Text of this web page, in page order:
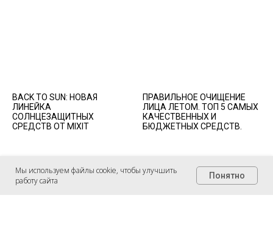
BACK TO SUN: НОВАЯ
ЛИНЕЙКА
СОЛНЦЕЗАЩИТНЫХ
СРЕДСТВ ОТ MIXIT
ПРАВИЛЬНОЕ ОЧИЩЕНИЕ
ЛИЦА ЛЕТОМ. ТОП 5 САМЫХ
КАЧЕСТВЕННЫХ И
БЮДЖЕТНЫХ СРЕДСТВ.
Мы используем файлы cookie, чтобы улучшить
работу сайта
Понятно